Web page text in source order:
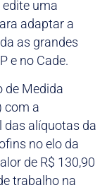
uma
adaptar a
as grandes
e no Cade.
de Medida
com a
das alíquotas da
no elo da
de R$ 130,90
trabalho na